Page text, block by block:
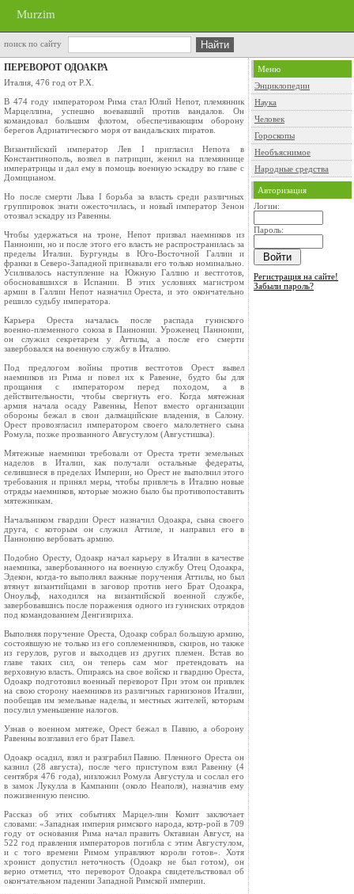
Murzim
поиск по сайту
ПЕРЕВОРОТ ОДОАКРА
Италия, 476 год от Р.Х.
В 474 году императором Рима стал Юлий Непот, племянник
Марцеллина, успешно воевавший против вандалов. Он
командовал большим флотом, обеспечивающим оборону
берегов Адриатического моря от вандальских пиратов.
Византийский император Лев I пригласил Непота в
Константинополь, возвел в патриции, женил на племяннице
императрицы и дал ему в помощь военную эскадру во главе с
Домицианом.
Но после смерти Льва I борьба за власть среди различных
группировок знати ожесточилась, и новый император Зенон
отозвал эскадру из Равенны.
Чтобы удержаться на троне, Непот призвал наемников из
Паннонии, но и после этого его власть не распространилась за
пределы Италии. Бургунды в Юго‑Восточной Галлии и
франки в Северо‑Западной признавали его только номинально.
Усиливалось наступление на Южную Галлию и вестготов,
обосновавшихся в Испании. В этих условиях магистром
армии в Галлии Непот назначил Ореста, и это окончательно
решило судьбу императора.
Карьера Ореста началась после распада гуннского
военно‑племенного союза в Паннонии. Уроженец Паннонии,
он служил секретарем у Аттилы, а после его смерти
завербовался на военную службу в Италию.
Под предлогом войны против вестготов Орест вывел
наемников из Рима и повел их к Равенне, будто бы для
прощания с императором перед походом, а в
действительности, чтобы свергнуть его. Когда мятежная
армия начала осаду Равенны, Непот вместо организации
обороны бежал в свои далмацийские владения, в Салону.
Орест провозгласил императором своего малолетнего сына
Ромула, позже прозванного Августулом (Августишка).
Мятежные наемники требовали от Ореста трети земельных
наделов в Италии, как получали остальные федераты,
селившиеся в пределах Империи, но Орест не выполнил этого
требования и принял меры, чтобы привлечь в Италию новые
отряды наемников, которые можно было бы противопоставить
мятежникам.
Начальником гвардии Орест назначил Одоакра, сына своего
друга, с которым он служил Аттиле, и направил его в
Паннонию вербовать армию.
Подобно Оресту, Одоакр начал карьеру в Италии в качестве
наемника, завербованного на военную службу Отец Одоакра,
Эдекон, когда‑то выполнял важные поручения Аттилы, но был
втянут византийцами в заговор против него Брат Одоакра,
Оноульф, находился на византийской военной службе,
завербовавшись после поражения одного из гуннских отрядов
под командованием Денгизириха.
Выполняя поручение Ореста, Одоакр собрал большую армию,
состоявшую не только из его соплеменников, скиров, но также
из герулов, ругов и выходцев из других племен. Встав во
главе таких сил, он теперь сам мог претендовать на
верховную власть. Опираясь на свое войско и гвардию Ореста,
Одоакр подготовил военный переворот При этом он привлек
на свою сторону наемников из различных гарнизонов Италии,
пообещав им земельные наделы, и местных жителей, которым
посулил уменьшение налогов.
Узнав о военном мятеже, Орест бежал в Павию, а оборону
Равенны возглавил его брат Павел.
Одоакр осадил, взял и разграбил Павию. Пленного Ореста он
казнил (28 августа), после чего приступом взял Равенну (4
сентября 476 года), низложил Ромула Августула и сослал его
в замок Лукулла в Кампании (около Неаполя), назначив ему
пожизненную пенсию.
Рассказ об этих событиях Марцел‑лин Комит заключает
словами: «Западная империя римского народа, котр‑рой в 709
году от основания Рима начал править Октавиан Август, на
522 год правления императоров погибла с этим Августулом,
и с того времени Римом управляют короли готов». Хотя
хронист допустил неточность (Одоакр не был готом), он
верно отметил, что переворот Одоакра свидетельствовал об
окончательном падении Западной Римской империи.
Меню
Энциклопедии
Наука
Человек
Гороскопы
Необъяснимое
Народные средства
Авторизация
Логин:
Пароль:
Регистрация на сайте!
Забыли пароль?